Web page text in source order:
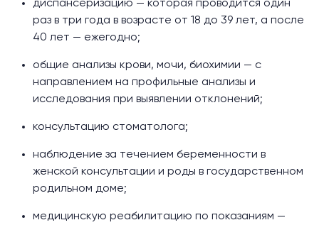
диспансеризацию — которая проводится один
раз в три года в возрасте от 18 до 39 лет, а после
40 лет — ежегодно;
общие анализы крови, мочи, биохимии — с
направлением на профильные анализы и
исследования при выявлении отклонений;
консультацию стоматолога;
наблюдение за течением беременности в
женской консультации и роды в государственном
родильном доме;
медицинскую реабилитацию по показаниям —